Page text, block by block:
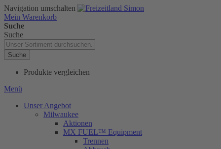
Navigation umschalten
Mein Warenkorb
Suche
Suche
Suche
Produkte vergleichen
Menü
Unser Angebot
Milwaukee
Aktionen
MX FUEL™ Equipment
Trennen